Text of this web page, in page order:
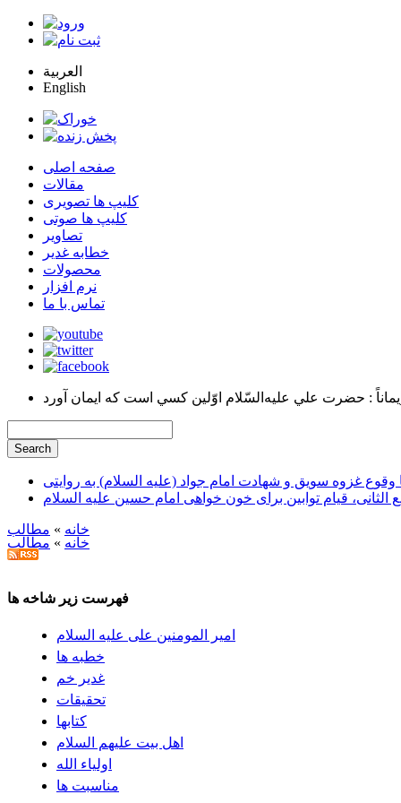
العربية
English
صفحه اصلی
مقالات
کلیپ ها تصویری
کلیپ ها صوتی
تصاویر
خطابه غدیر
محصولات
نرم افزار
تماس با ما
غزوه سویق و شهادت امام جواد (علیه السلام) به روایتی
الثانی، قیام توابین برای خون خواهی امام حسین علیه السلام
خانه » مطالب
خانه » مطالب
فهرست زیر شاخه ها
امیر المومنین علی علیه السلام
خطبه ها
غدیر خم
تحقيقات
كتابها
اهل بيت علیهم السلام
اولیاء الله
مناسبت ها